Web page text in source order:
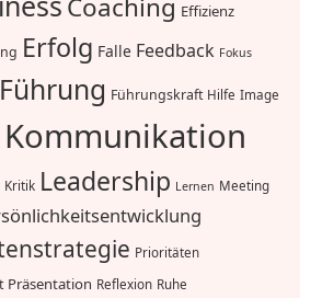
Coaching Effizienz
Erfolg Falle Feedback Fokus
Führung Führungskraft Hilfe Image
Kommunikation
Kritik Leadership Lernen Meeting
Prioritäten
Präsentation Reflexion Ruhe